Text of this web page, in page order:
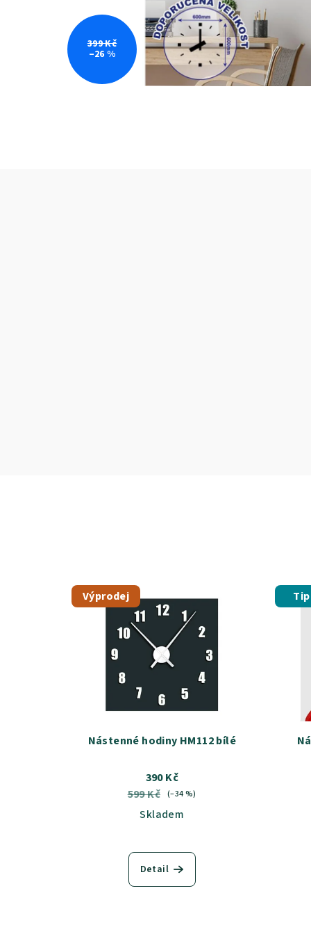
399 Kč
–26 %
Výprodej
Nástenné hodiny HM112 bílé
390 Kč
599 Kč (–34 %)
Skladem
Detail
Tip